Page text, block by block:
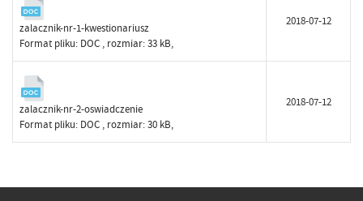
zalacznik-nr-1-kwestionariusz
Format pliku: DOC , rozmiar: 33 kB,
2018-07-12
zalacznik-nr-2-oswiadczenie
Format pliku: DOC , rozmiar: 30 kB,
2018-07-12